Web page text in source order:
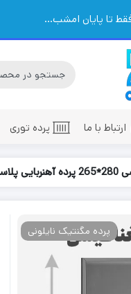
تا پایان امشب...
ارتباط با ما پرده توری
مغناطیسی
پرده مگنتیک نایلونی